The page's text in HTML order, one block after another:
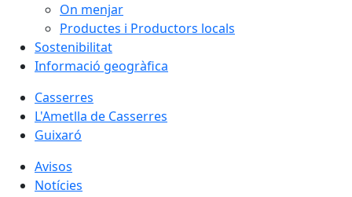
On menjar
Productes i Productors locals
Sostenibilitat
Informació geogràfica
Casserres
L'Ametlla de Casserres
Guixaró
Avisos
Notícies